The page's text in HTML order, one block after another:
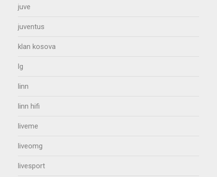
juve
juventus
klan kosova
lg
linn
linn hifi
liveme
liveomg
livesport